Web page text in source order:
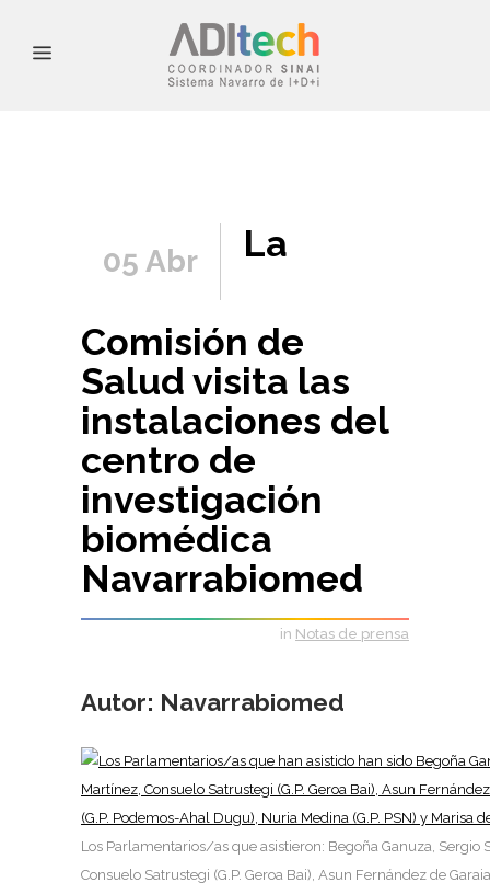
05 Abr La
Comisión de
Salud visita las
instalaciones del
centro de
investigación
biomédica
Navarrabiomed
in Notas de prensa
Autor: Navarrabiomed
Los Parlamentarios/as que asistieron: Begoña Ganuza, Sergio
Consuelo Satrustegi (G.P. Geroa Bai), Asun Fernández de